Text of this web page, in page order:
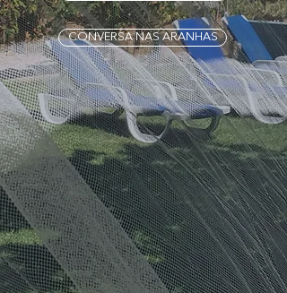
CONVERSA NAS ARANHAS